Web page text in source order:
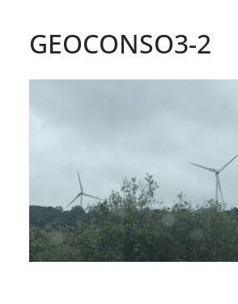
GEOCONSO3-2